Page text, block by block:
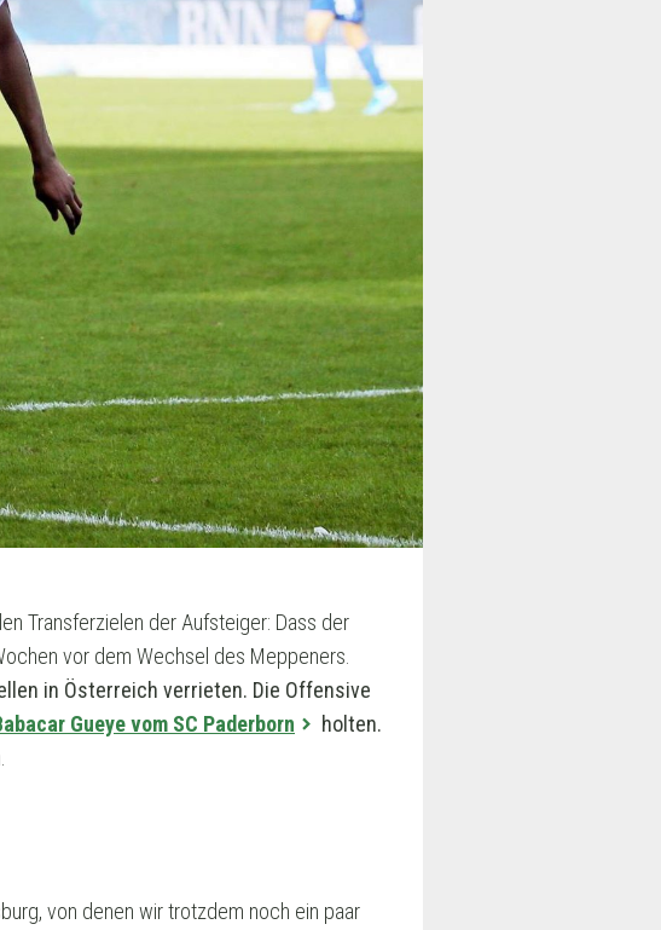
Transferzielen der Aufsteiger: Dass der
vor dem Wechsel des Meppeners.
in Österreich verrieten. Die Offensive
Gueye vom SC Paderborn
holten.
von denen wir trotzdem noch ein paar